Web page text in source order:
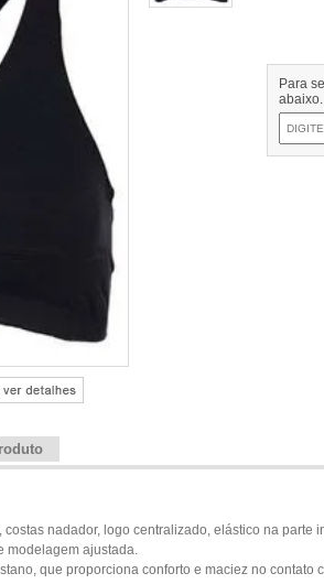
Para
abaixo.
nadador, logo centralizado, elástico na parte
modelagem ajustada.
que proporciona conforto e maciez no contato